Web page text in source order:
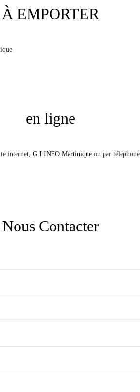
À EMPORTER
en ligne
internet, G LINFO Martinique ou par téléphone.
Nous Contacter